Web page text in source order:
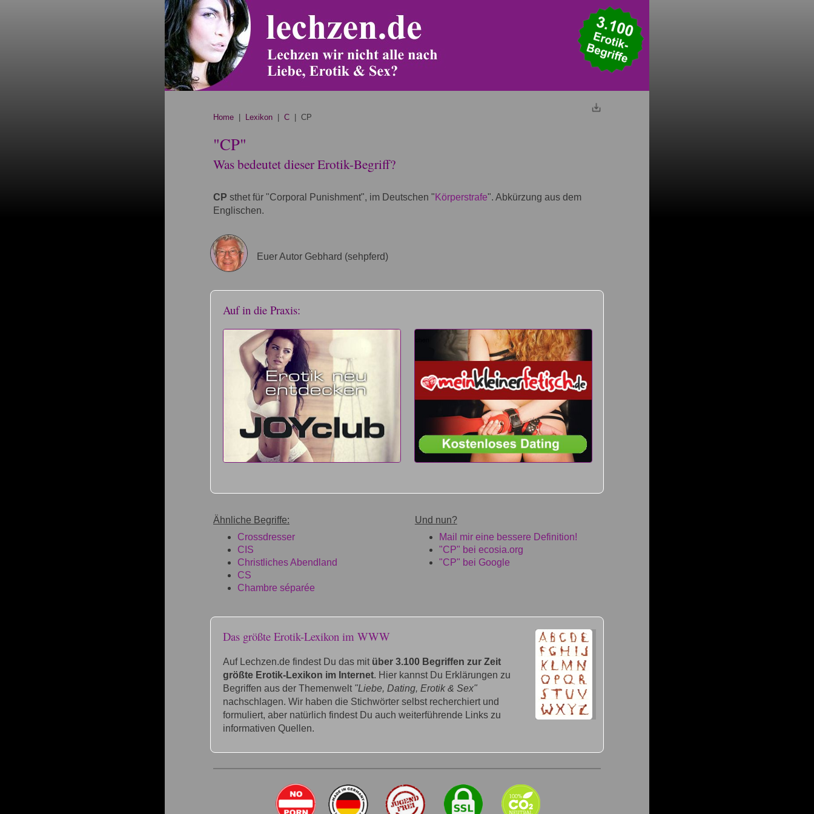
Home Lexikon C | CP
"CP"
Was bedeutet dieser Erotik-Begriff?
CP sthet für "Corporal Punishment", im Deutschen " Körperstrafe". Abkürzung aus dem
Englischen.
Euer Autor Gebhard (sehpferd)
Auf in die Praxis:
Ähnliche Begriffe:
Crossdresser
CIS
Christliches Abendland
CS
Chambre séparée
Und nun?
Mail mir eine bessere Definition!
"CP" bei ecosia.org
"CP" bei Google
Das größte Erotik-Lexikon im WWW
Auf Lechzen.de findest Du das mit über 3.100 Begriffen zur Zeit
größte Erotik-Lexikon im Internet. Hier kannst Du Erklärungen zu
Begriffen aus der Themenwelt "Liebe, Dating, Erotik & Sex"
nachschlagen. Wir haben die Stichwörter selbst recherchiert und
formuliert, aber natürlich findest Du auch weiterführende Links zu
informativen Quellen.